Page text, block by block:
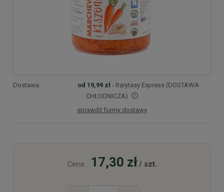
Dostawa: od 19,99 zł - Rarytasy Express (DOSTAWA
CHŁODNICZA)
Cena nie zawiera ewentualnych kosztów płatności
sprawdź formy dostawy
Cena: 17,30 zł/ szt.